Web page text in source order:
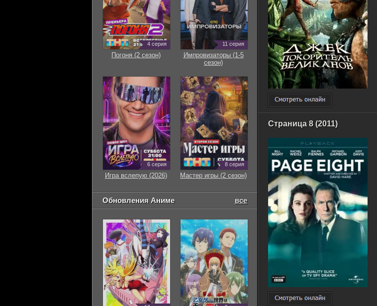
Страница 8 (2011)
4 серия
Погоня (2 сезон)
11 серия
Импровизаторы (1-5
сезон)
6 серия
Игра вслепую (2026)
8 серия
Мастер игры (2 сезон)
Обновления Аниме все